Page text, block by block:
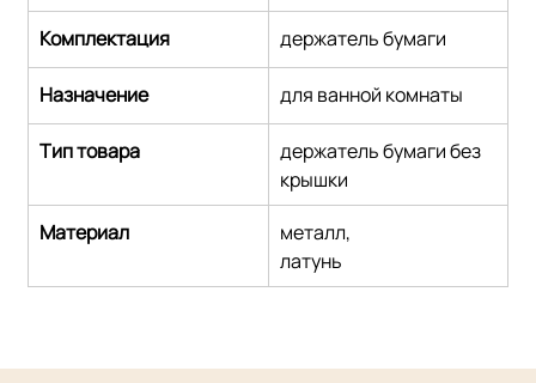
Комплектация держатель бумаги
Назначение для ванной комнаты
Тип товара
держатель бумаги без
крышки
Материал
металл,
латунь